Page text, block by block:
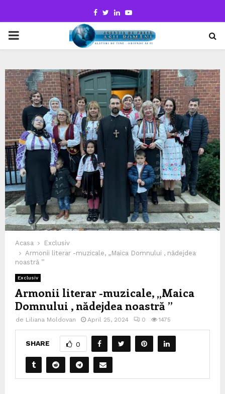
Facebook
TwitterLinkedinYoutube
PRIMARY
Acasa
Exclusiv
Armonii literar -muzicale, „Maica Domnului , nădejdea
noastră ’’
Exclusiv
Armonii literar -muzicale, „Maica
Domnului , nădejdea noastră ’’
de Liliana Moldovan April 25, 2024 0 1475
SHARE 0